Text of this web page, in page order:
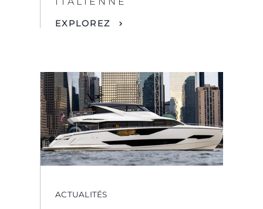
ACTUALITÉS
LA FORMULE
VAINQUEURE : LE
SUNSEEKER OCEAN
182 REMPORTE SA
INTERNATIONALE